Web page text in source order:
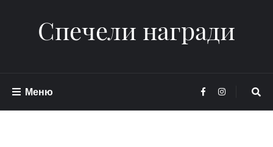
Спечели награди
Меню